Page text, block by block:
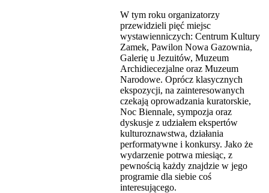
W tym roku organizatorzy
przewidzieli pięć miejsc
wystawienniczych: Centrum Kultury
Zamek, Pawilon Nowa Gazownia,
Galerię u Jezuitów, Muzeum
Archidiecezjalne oraz Muzeum
Narodowe. Oprócz klasycznych
ekspozycji, na zainteresowanych
czekają oprowadzania kuratorskie,
Noc Biennale, sympozja oraz
dyskusje z udziałem ekspertów
kulturoznawstwa, działania
performatywne i konkursy. Jako że
wydarzenie potrwa miesiąc, z
pewnością każdy znajdzie w jego
programie dla siebie coś
interesującego.